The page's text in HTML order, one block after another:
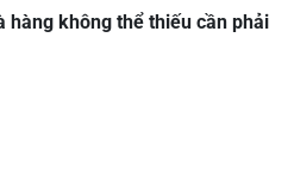
hàng không thể thiếu cần phải